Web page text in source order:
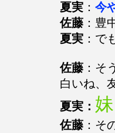
夏実 ： 今
佐藤 ：豊
夏実 ：で
佐藤 ：
白いね、
夏実：
佐藤 ：そ